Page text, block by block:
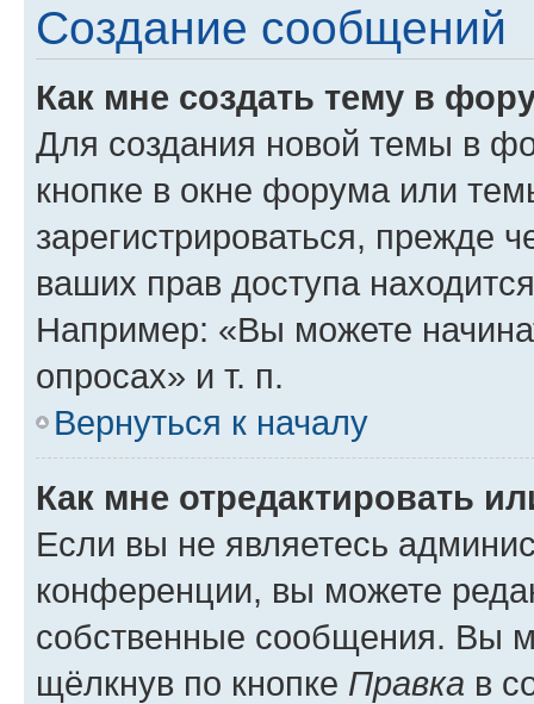
Создание сообщений
Как мне создать тему в
Для создания новой темы в
кнопке в окне форума или
зарегистрироваться, прежде
ваших прав доступа
Например: «Вы можете
опросах» и т. п.
Вернуться к началу
Как мне отредактировать
Если вы не являетесь
конференции, вы можете
собственные сообщения. Вы
щёлкнув по кнопке Правка в